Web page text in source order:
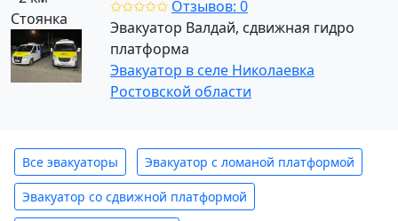
Стоянка
✩✩✩✩✩ Отзывов: 0
Эвакуатор Валдай, сдвижная гидро
платформа
Эвакуатор в селе Николаевка
Ростовской области
Все эвакуаторы Эвакуатор с ломаной платформой
Эвакуатор со сдвижной платформой